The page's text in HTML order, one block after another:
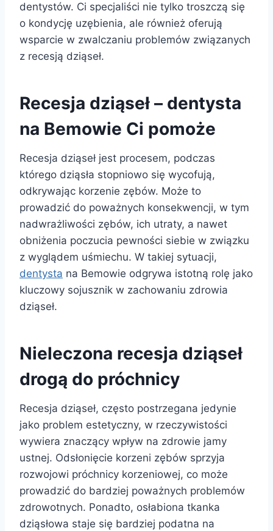
dentystów. Ci specjaliści nie tylko troszczą się
o kondycję uzębienia, ale również oferują
wsparcie w zwalczaniu problemów związanych
z recesją dziąseł.
Recesja dziąseł – dentysta
na Bemowie Ci pomoże
Recesja dziąseł jest procesem, podczas
którego dziąsła stopniowo się wycofują,
odkrywając korzenie zębów. Może to
prowadzić do poważnych konsekwencji, w tym
nadwrażliwości zębów, ich utraty, a nawet
obniżenia poczucia pewności siebie w związku
z wyglądem uśmiechu. W takiej sytuacji,
dentysta na Bemowie odgrywa istotną rolę jako
kluczowy sojusznik w zachowaniu zdrowia
dziąseł.
Nieleczona recesja dziąseł
drogą do próchnicy
Recesja dziąseł, często postrzegana jedynie
jako problem estetyczny, w rzeczywistości
wywiera znaczący wpływ na zdrowie jamy
ustnej. Odsłonięcie korzeni zębów sprzyja
rozwojowi próchnicy korzeniowej, co może
prowadzić do bardziej poważnych problemów
zdrowotnych. Ponadto, osłabiona tkanka
dziąsłowa staje się bardziej podatna na